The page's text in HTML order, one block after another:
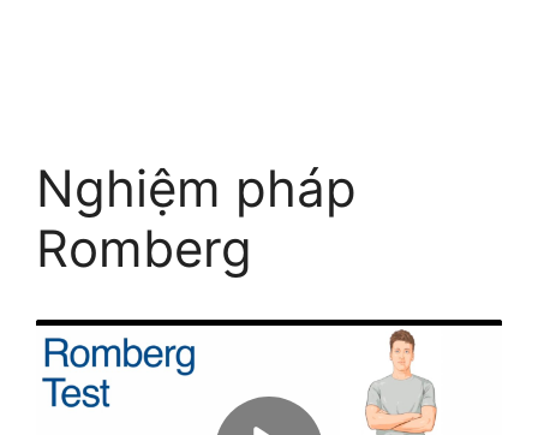
Nghiệm pháp
Romberg